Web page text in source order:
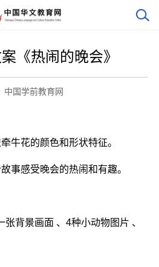
《热闹的晚会》
中国学前教育网
花的颜色和形状特征。
感受晚会的热闹和有趣。
背景画面 、4种小动物图片 、